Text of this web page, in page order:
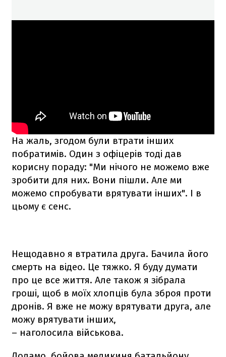
На жаль, згодом були втрати інших
побратимів. Один з офіцерів тоді дав
корисну пораду: "Ми нічого не можемо вже
зробити для них. Вони пішли. Але ми
можемо спробувати врятувати інших". І в
цьому є сенс.
Нещодавно я втратила друга. Бачила його
смерть на відео. Це тяжко. Я буду думати
про це все життя. Але також я зібрала
гроші, щоб в моїх хлопців була зброя проти
дронів. Я вже не можу врятувати друга, але
можу врятувати інших,
– наголосила військова.